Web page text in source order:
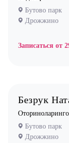
Бутово парк
Дрожжино
Записаться от
Безрук
Бутово парк
Дрожжино